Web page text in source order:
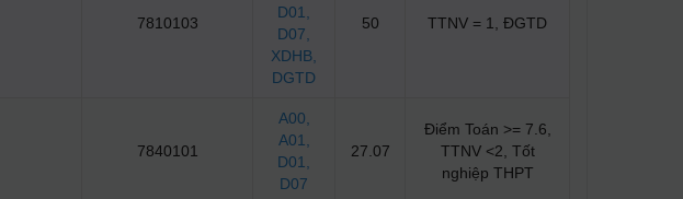
7810103
D01
D07
XDHB
DGTD
50 TTNV = 1, ĐGTD
7840101
A00
A01
D01
D07
27.07
Điểm Toán >= 7.6,
TTNV <2, Tốt
nghiệp THPT